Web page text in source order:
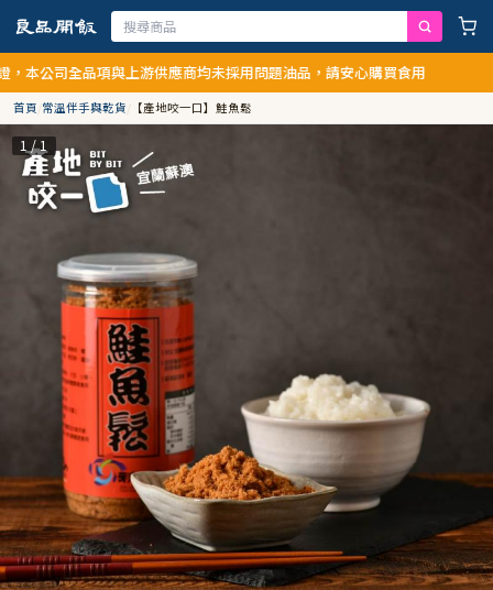
公司全品項與上游供應商均未採用問題油品，請安心購買食用
首頁/常溫伴手與乾貨/ 【產地咬一口】鮭魚鬆
1 / 1